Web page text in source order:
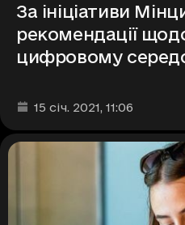
За ініціативи
рекомендації
цифровому
Дата та час публікації
15 січ. 2021, 11:06